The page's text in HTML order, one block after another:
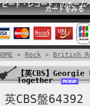
ート・レコード」のホーム
カートをみる
> Rock > British
【英CBS】
Together
英CBS盤64392